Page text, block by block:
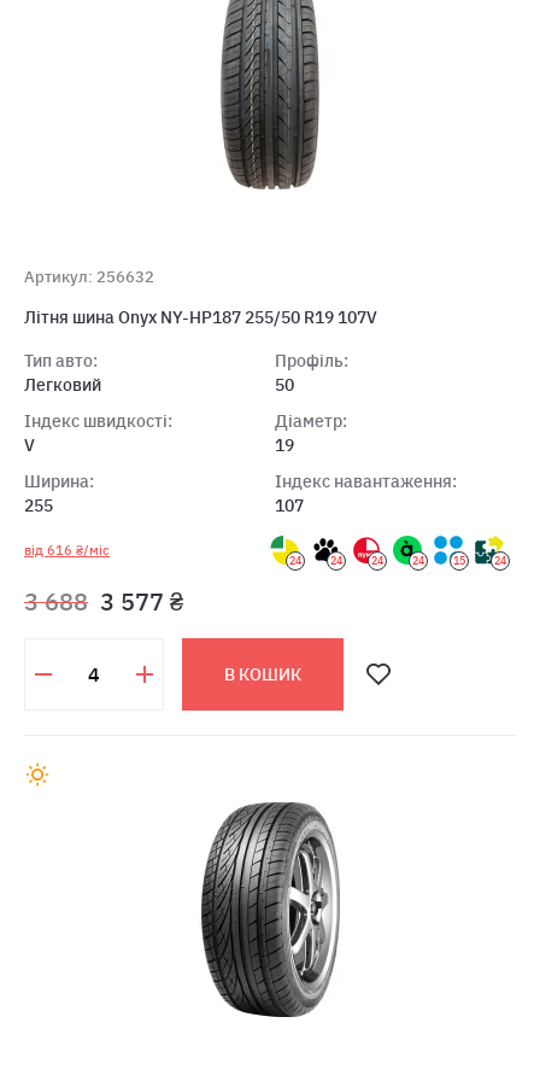
Артикул: 256632
Літня шина Onyx NY-HP187 255/50 R19 107V
Тип авто:
Легковий
Індекс швидкості:
V
Ширина:
255
Профіль:
50
Діаметр:
19
Індекс навантаження:
107
від 616 ₴/міс
24 24 24 24 15 24
3 688 3 577 ₴
В КОШИК